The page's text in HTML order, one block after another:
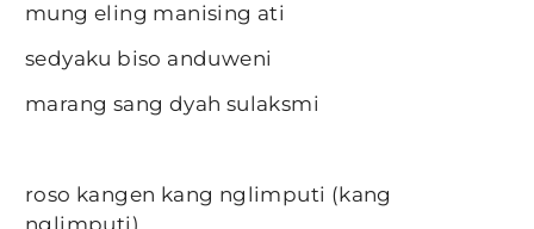
mung eling manising ati
sedyaku biso anduweni
marang sang dyah sulaksmi
roso kangen kang nglimputi (kang
nglimputi)